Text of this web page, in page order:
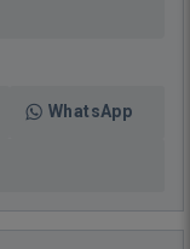
WhatsApp